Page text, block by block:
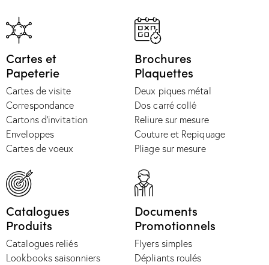
Cartes et
Papeterie
Cartes de visite
Correspondance
Cartons d'invitation
Enveloppes
Cartes de voeux
Brochures
Plaquettes
Deux piques métal
Dos carré collé
Reliure sur mesure
Couture et Repiquage
Pliage sur mesure
Catalogues
Produits
Catalogues reliés
Lookbooks saisonniers
Documents
Promotionnels
Flyers simples
Dépliants roulés